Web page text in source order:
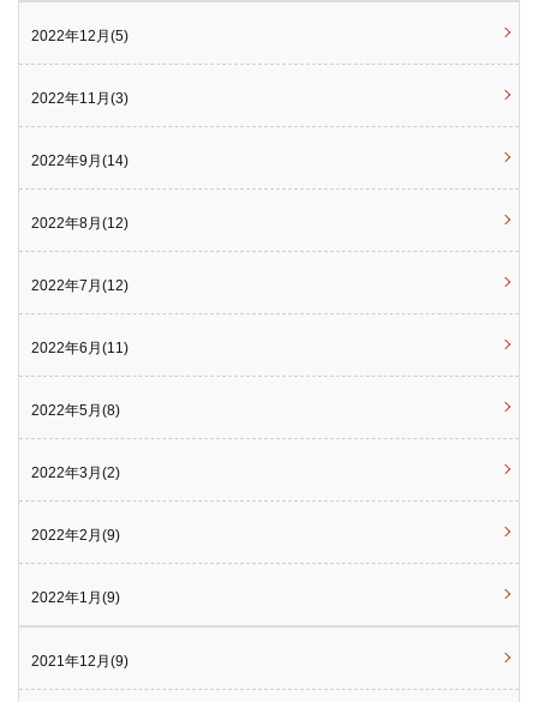
2022年12月(5)
2022年11月(3)
2022年9月(14)
2022年8月(12)
2022年7月(12)
2022年6月(11)
2022年5月(8)
2022年3月(2)
2022年2月(9)
2022年1月(9)
2021年12月(9)